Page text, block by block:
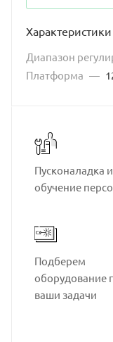
Характеристики
Диапазон
Платформа —
Пусконаладка и
обучение
Подберем
оборудование
ваши задачи